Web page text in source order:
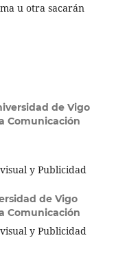
u otra sacarán
de Vigo
Comunicación
y Publicidad
de Vigo
Comunicación
y Publicidad